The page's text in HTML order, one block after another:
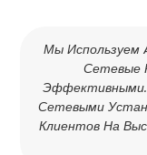
Мы Используем
Сетевые
Сетевыми
Клиентов На